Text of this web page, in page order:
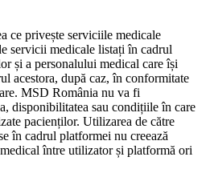
ce privește serviciile medicale
servicii medicale listați în cadrul
și a personalului medical care își
acestora, după caz, în conformitate
MSD România nu va fi
disponibilitatea sau condițiile în care
pacienților. Utilizarea de către
în cadrul platformei nu creează
între utilizator și platformă ori